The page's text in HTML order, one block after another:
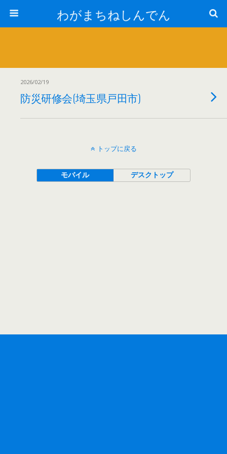
わがまちねしんでん
2026/02/19
防災研修会(埼玉県戸田市)
トップに戻る
モバイル デスクトップ